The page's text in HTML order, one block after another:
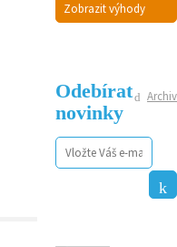
Zobrazit výhody
Archiv
Odebírat
novinky